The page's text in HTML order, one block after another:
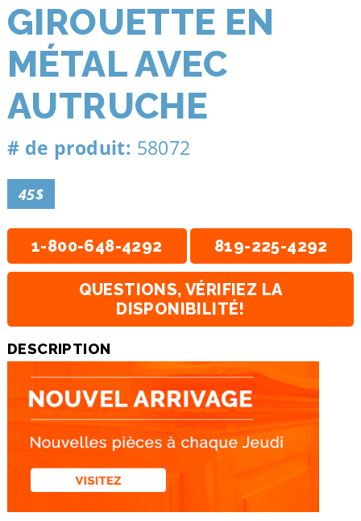
GIROUETTE EN
MÉTAL AVEC
AUTRUCHE
# de produit: 58072
45$
1-800-648-4292 819-225-4292
QUESTIONS, VÉRIFIEZ LA
DISPONIBILITÉ!
DESCRIPTION